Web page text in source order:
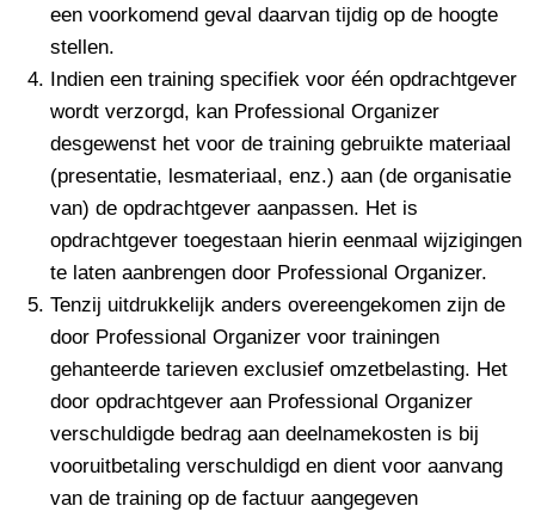
een voorkomend geval daarvan tijdig op de hoogte
stellen.
Indien een training specifiek voor één opdrachtgever
wordt verzorgd, kan Professional Organizer
desgewenst het voor de training gebruikte materiaal
(presentatie, lesmateriaal, enz.) aan (de organisatie
van) de opdrachtgever aanpassen. Het is
opdrachtgever toegestaan hierin eenmaal wijzigingen
te laten aanbrengen door Professional Organizer.
Tenzij uitdrukkelijk anders overeengekomen zijn de
door Professional Organizer voor trainingen
gehanteerde tarieven exclusief omzetbelasting. Het
door opdrachtgever aan Professional Organizer
verschuldigde bedrag aan deelnamekosten is bij
vooruitbetaling verschuldigd en dient voor aanvang
van de training op de factuur aangegeven